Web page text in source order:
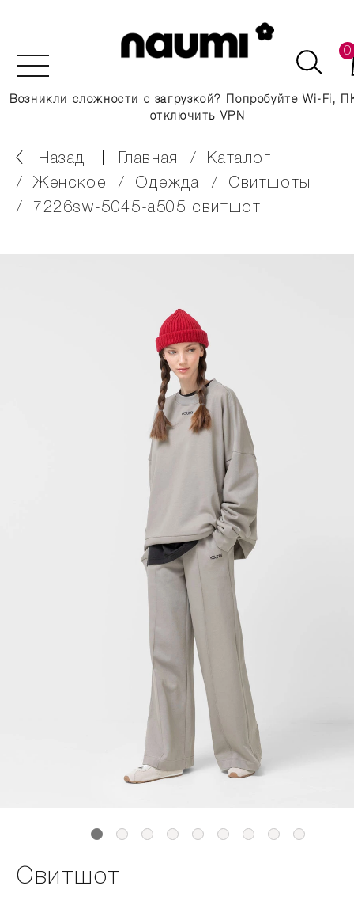
0
Возникли сложности с загрузкой? Попробуйте Wi-Fi,
отключить VPN
Назад главная
каталог
женское
одежда
свитшоты
7226sw-5045-a505 свитшот
Свитшот